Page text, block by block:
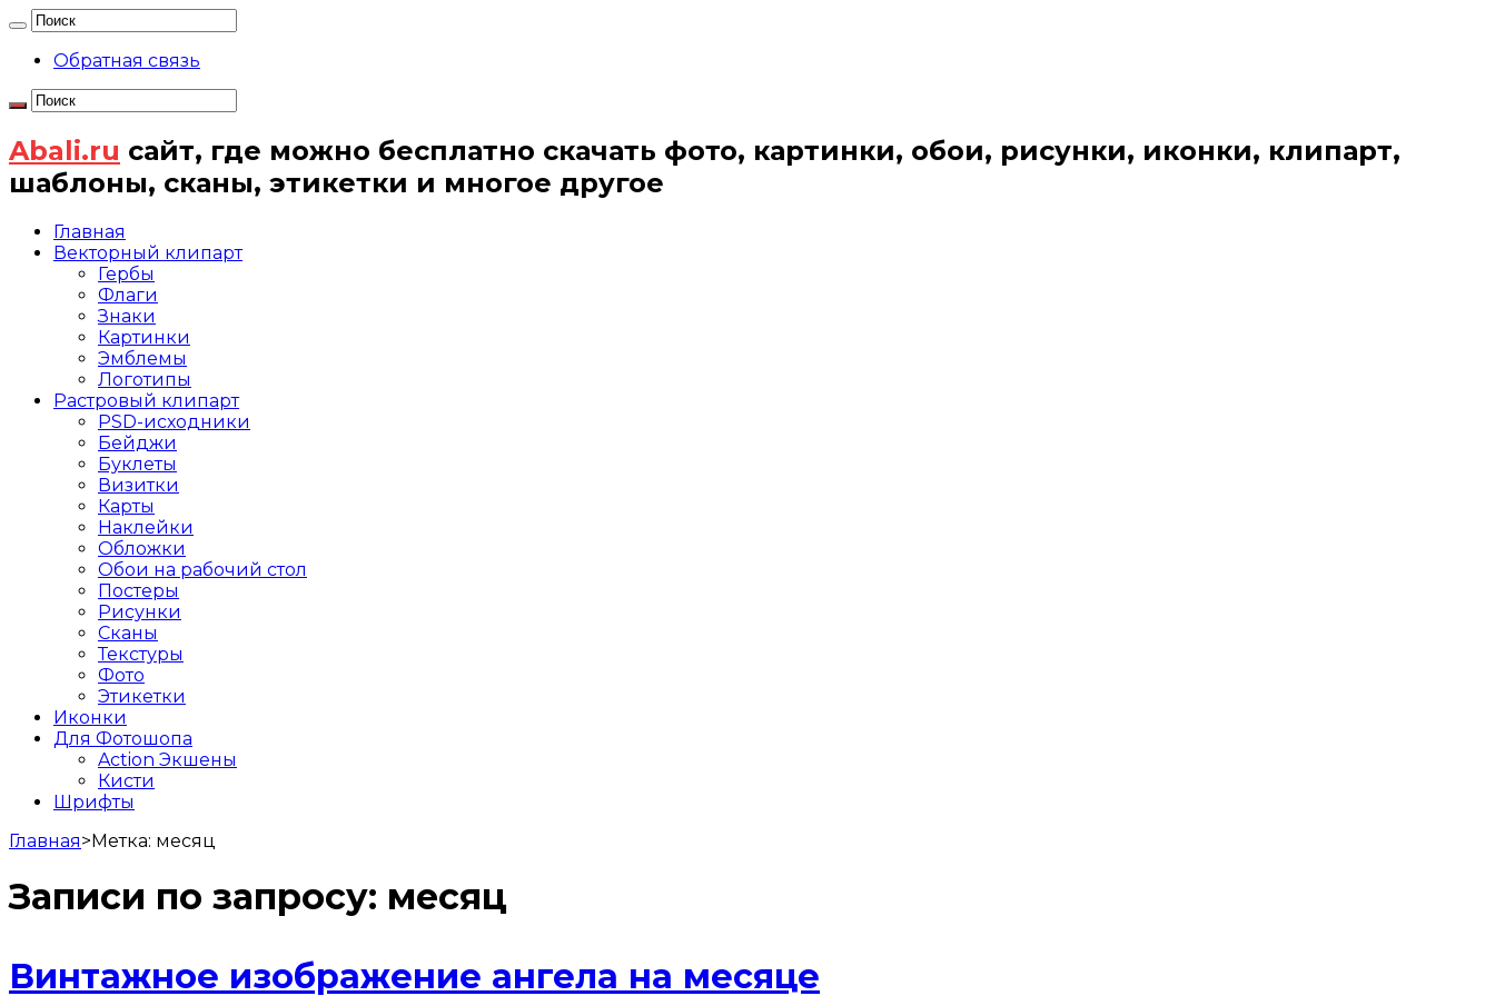
Обратная связь
Abali.ru сайт, где можно бесплатно скачать фото, картинки, обои, рисунки, иконки, клипарт,
шаблоны, сканы, этикетки и многое другое
Главная
Векторный клипарт
Гербы
Флаги
Знаки
Картинки
Эмблемы
Логотипы
Растровый клипарт
PSD-исходники
Бейджи
Буклеты
Визитки
Карты
Наклейки
Обложки
Обои на рабочий стол
Постеры
Рисунки
Сканы
Текстуры
Фото
Этикетки
Иконки
Для Фотошопа
Action Экшены
Кисти
Шрифты
Главная>Метка: месяц
Записи по запросу: месяц
Винтажное изображение ангела на месяце